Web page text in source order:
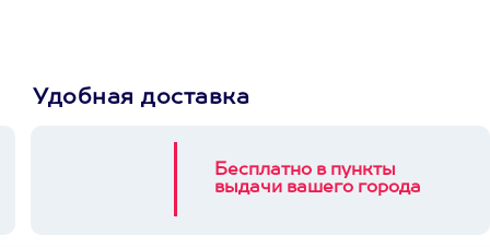
Удобная доставка
Бесплатно в пункты
выдачи вашего города